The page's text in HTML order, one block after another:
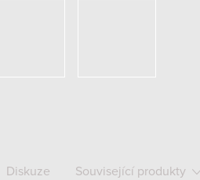
Diskuze Související produkty